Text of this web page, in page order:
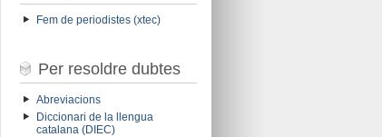
Fem de periodistes (xtec)
Per resoldre dubtes
Abreviacions
Diccionari de la llengua
catalana (DIEC)